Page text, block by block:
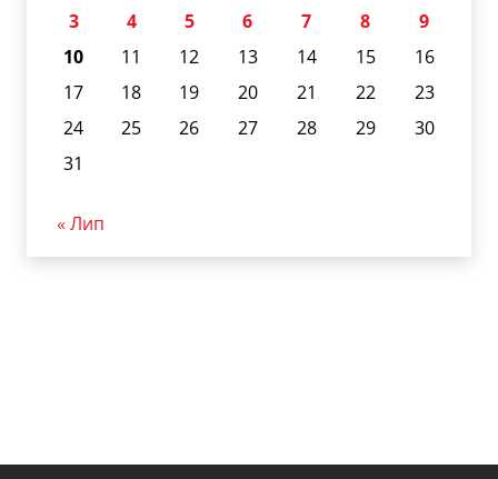
3
4 5 6 7 8
9
10
11 12 13 14 15
16
17
18 19 20 21 22
23
24
25 26 27 28 29
30
31
« Лип